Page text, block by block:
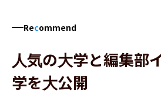
Recommend
人気の大学と編集部
学を大公開